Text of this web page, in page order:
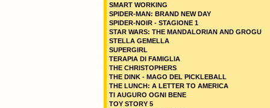
SMART WORKING
SPIDER-MAN: BRAND NEW DAY
SPIDER-NOIR - STAGIONE 1
STAR WARS: THE MANDALORIAN AND GROGU
STELLA GEMELLA
SUPERGIRL
TERAPIA DI FAMIGLIA
THE CHRISTOPHERS
THE DINK - MAGO DEL PICKLEBALL
THE LUNCH: A LETTER TO AMERICA
TI AUGURO OGNI BENE
TOY STORY 5